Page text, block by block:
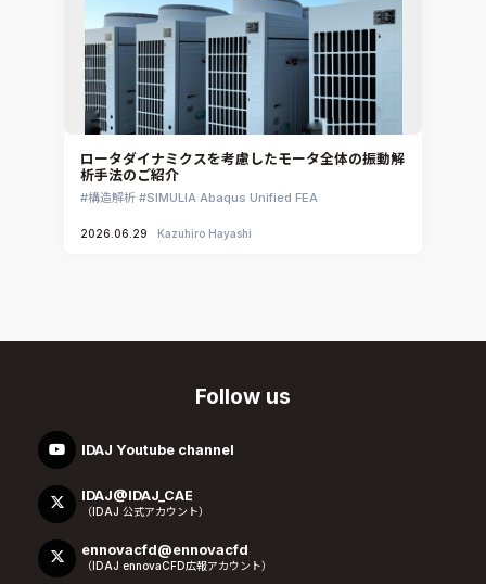
ロータダイナミクスを考慮したモータ全体の振動解
析手法のご紹介
構造解析 SIMULIA Abaqus Unified FEA
2026.06.29 Kazuhiro Hayashi
Follow us
IDAJ Youtube channel
IDAJ@IDAJ_CAE
（IDAJ 公式アカウント）
ennovacfd@ennovacfd
（IDAJ ennovaCFD広報アカウント）